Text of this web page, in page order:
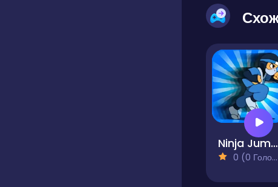
Ninja Jump and Run
0 (0 Голосів)